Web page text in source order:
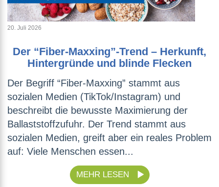
20. Juli 2026
Der “Fiber-Maxxing”-Trend – Herkunft,
Hintergründe und blinde Flecken
Der Begriff “Fiber-Maxxing” stammt aus
sozialen Medien (TikTok/Instagram) und
beschreibt die bewusste Maximierung der
Ballaststoffzufuhr. Der Trend stammt aus
sozialen Medien, greift aber ein reales Problem
auf: Viele Menschen essen...
MEHR LESEN